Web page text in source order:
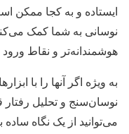
ایستاده و به کجا ممکن
نوسانی به شما کمک
هوشمندانه‌تر و نقاط
به ویژه اگر آنها را با
نوسان‌سنج و تحلیل
می‌توانید از یک نگاه